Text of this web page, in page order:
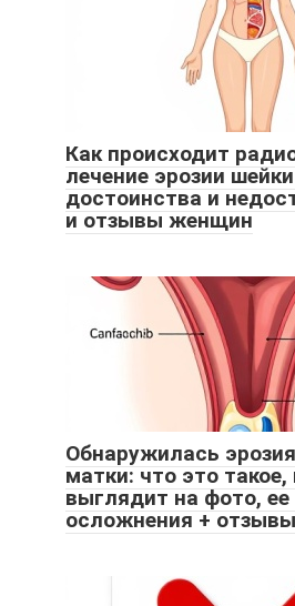
Как происходит
лечение эрозии
достоинства и
и отзывы женщин
Обнаружилась
матки: что это такое,
выглядит на фото,
осложнения +